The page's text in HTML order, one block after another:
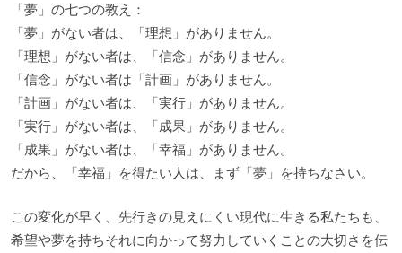
「夢」の七つの教え：
「夢」がない者は、「理想」がありません。
「理想」がない者は、「信念」がありません。
「信念」がない者は「計画」がありません。
「計画」がない者は、「実行」がありません。
「実行」がない者は、「成果」がありません。
「成果」がない者は、「幸福」がありません。
だから、「幸福」を得たい人は、まず「夢」を持ちなさい。
この変化が早く、先行きの見えにくい現代に生きる私たちも、
希望や夢を持ちそれに向かって努力していくことの大切さを伝